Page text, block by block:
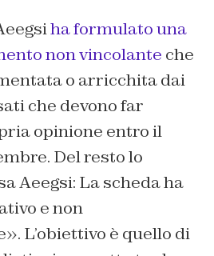
ha formulato una
non vincolante che
o arricchita dai
che devono far
opinione entro il
Del resto lo
Aeegsi: La scheda ha
e non
L’obiettivo è quello di